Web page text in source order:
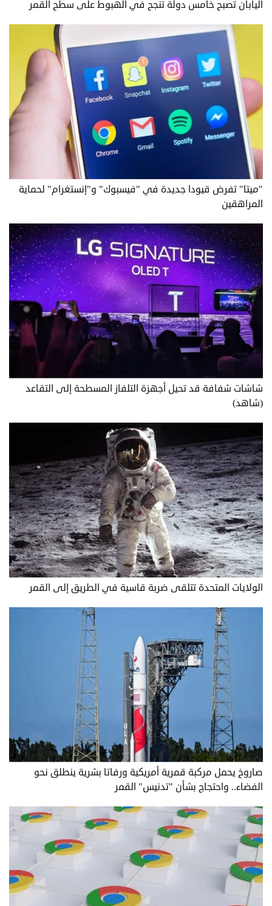
اليابان تصبح خامس دولة تنجح في الهبوط على سطح القمر
"ميتا" تفرض قيودا جديدة في "فيسبوك" و"إنستغرام" لحماية
المراهقين
شاشات شفافة قد تحيل أجهزة التلفاز المسطحة إلى التقاعد
(شاهد)
الولايات المتحدة تتلقى ضربة قاسية في الطريق إلى القمر
صاروخ يحمل مركبة قمرية أمريكية ورفاتا بشرية ينطلق نحو
الفضاء.. واحتجاج بشأن "تدنيس" القمر